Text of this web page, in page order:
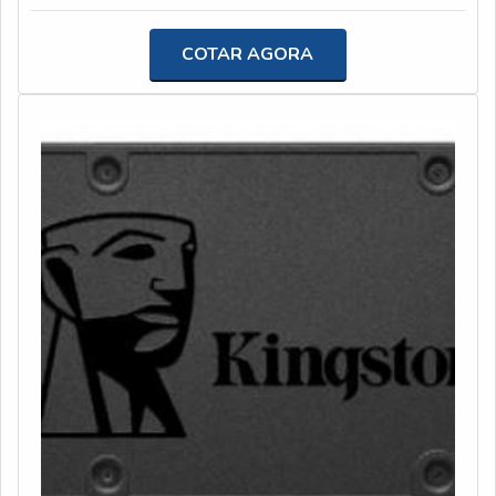
clientes através de um atendimento singular, por meio
de profissionais treinados e altamente qualificados. A
Polispuma é uma empresa que tem sido apontada de
que garante uma entrega de excelência de ponta a
os envolvidos. O dispositivo pode ser utilizado
informações sobre a empresaPara sempre garantir os
produtos e serviços da mais alta qualidade, é preciso
mercado. Sendo assim, ao fazer uma rápida pesquisa,
logo será possível identificar a T2W como a melhor
opção! Com uma equipe repleta de profissionais
experientes, a empresa garante eficiência em todos os
seus produtos e atendimento!Além disso, a T2W
garante uma logística própria, e um excelente estoque
de equipamentos. A empresa garante qualidade ao
revender as principais marcas do mercado, como por
exemplo HP, Apple, Dell, Lenovo, etc; oferecendo,
assim, uma solução confiável.O Grupo T2W foi fundado
em 2018, atuando na comercialização de produtos no
segmento de TI e automação comercial e suprimentos. A
empresa atende todo o território nacional, com estrutura
COTAR AGORA